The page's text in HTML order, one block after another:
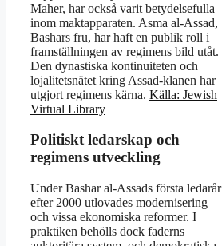
Maher, har också varit betydelsefulla
inom maktapparaten. Asma al-Assad,
Bashars fru, har haft en publik roll i
framställningen av regimens bild utåt.
Den dynastiska kontinuiteten och
lojalitetsnätet kring Assad-klanen har
utgjort regimens kärna. Källa: Jewish
Virtual Library
Politiskt ledarskap och
regimens utveckling
Under Bashar al-Assads första ledarår
efter 2000 utlovades modernisering
och vissa ekonomiska reformer. I
praktiken behölls dock faderns